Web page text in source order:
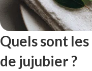
Quels sont
de jujubier ?